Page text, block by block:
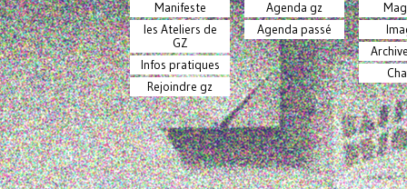
Manifeste
les Ateliers de
GZ
Infos pratiques
Rejoindre gz
Agenda gz
Agenda passé